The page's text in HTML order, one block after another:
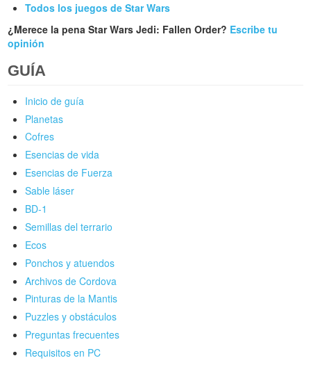
Todos los juegos de Star Wars
¿Merece la pena Star Wars Jedi: Fallen Order? Escribe tu
opinión
GUÍA
Inicio de guía
Planetas
Cofres
Esencias de vida
Esencias de Fuerza
Sable láser
BD-1
Semillas del terrario
Ecos
Ponchos y atuendos
Archivos de Cordova
Pinturas de la Mantis
Puzzles y obstáculos
Preguntas frecuentes
Requisitos en PC